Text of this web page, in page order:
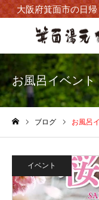
大阪府箕面市の日
お風呂イベント
ブログ お風呂
イベント